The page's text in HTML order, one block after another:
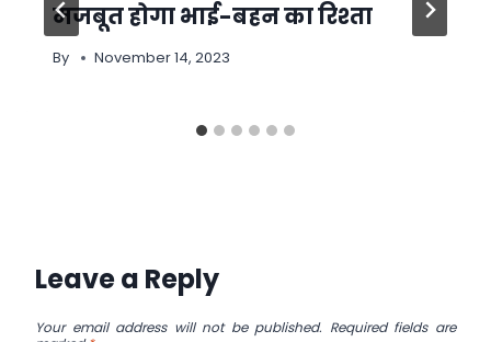
मजबूत होगा भाई-बहन का रिश्ता
By November 14, 2023
Leave a Reply
Your email address will not be published. Required fields are